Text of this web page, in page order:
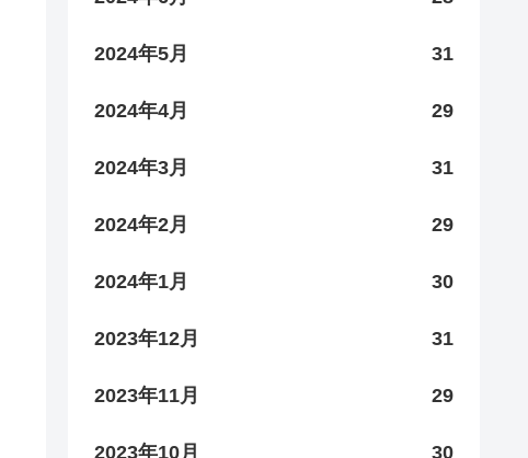
2024年5月 31
2024年4月 29
2024年3月 31
2024年2月 29
2024年1月 30
2023年12月 31
2023年11月 29
2023年10月 30